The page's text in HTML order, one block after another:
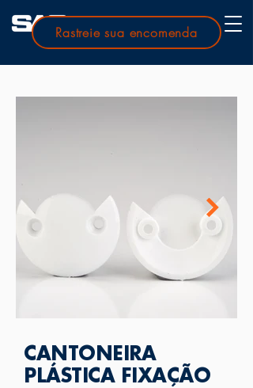
Rastreie sua encomenda
CANTONEIRA
PLÁSTICA FIXAÇÃO